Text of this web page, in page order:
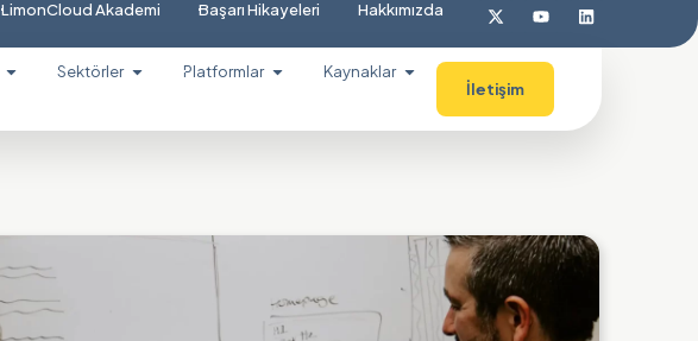
LimonCloud Akademi Başarı Hikayeleri Hakkımızda
Sektörler Platformlar
Kaynaklar
İletişim